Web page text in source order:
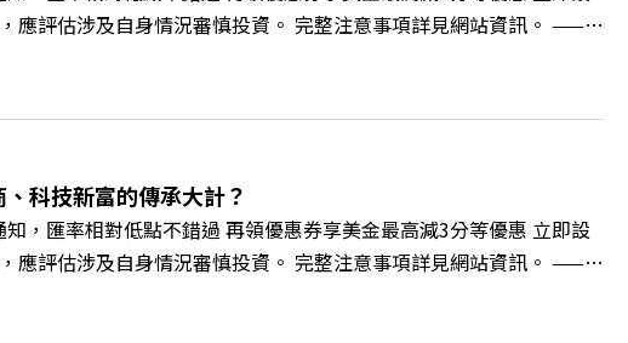
評估涉及自身情況審慎投資。 完整注意事項詳見網站資訊。 ——
浪潮下，傳統大流量、高耗能的百貨零售業該如何轉型突圍？ 本
如何透過戰略布局，打造出兼顧企業獲利與社會共好的綠色零售
零售業如何落實「EP100」能效倍增計畫？ 🔺成功推動育嬰留停、
！從社會創新到經典「日本展」的共好實踐 主持人／遠見雜誌副
🫧清除腦袋的盲點，也順手理清生活的雜亂。 點開看質感養成術
reurl.cc/A4ELQp IG：https://bit.ly/3AjBWNV YT：
科技新富的傳承大計？
，匯率相對低點不錯過 再領優惠券享美金最高減3分等優惠 立即設
評估涉及自身情況審慎投資。 完整注意事項詳見網站資訊。 ——
調度與資產管理重鎮，你的資產配置會怎麼變？在政府力推「亞洲
與財富管理業務，正迎來史詩級的法規鬆綁與資金浪潮。 本集《遠